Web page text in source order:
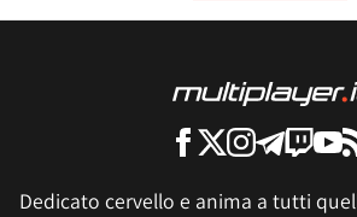
Dedicato cervello e anima a tutti